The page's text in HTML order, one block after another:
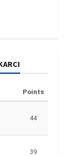
Points
44
39